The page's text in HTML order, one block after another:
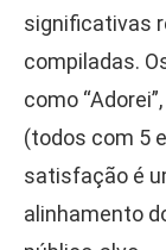
significativas
compiladas.
como
(todos com 5
satisfação é
alinhamento